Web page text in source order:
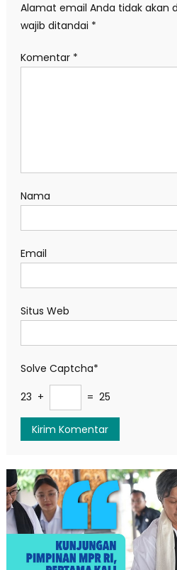
Alamat email Anda tidak akan
wajib ditandai *
Komentar *
Nama
Email
Situs Web
Solve Captcha*
23 +
= 25